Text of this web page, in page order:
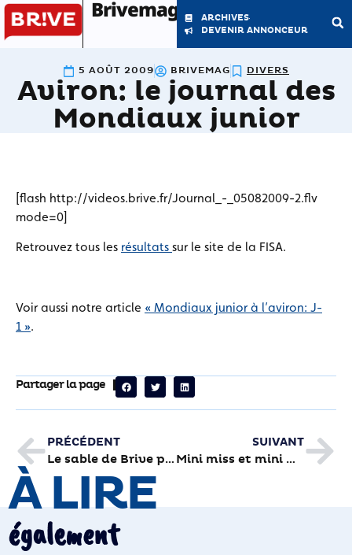
Brivemag'
ARCHIVES
DEVENIR ANNONCEUR
5 AOÛT 2009 BRIVEMAG DIVERS
Aviron: le journal des
Mondiaux junior
[flash http://videos.brive.fr/Journal_-_05082009-2.flv
mode=0]
Retrouvez tous les résultats sur le site de la FISA.
Voir aussi notre article « Mondiaux junior à l’aviron: J-
1 ».
Partager la page
PRÉCÉDENT
Le sable de Brive plage dans tous ses états
SUIVANT
Mini miss et mini mister plage ont été élus
À LIRE
également